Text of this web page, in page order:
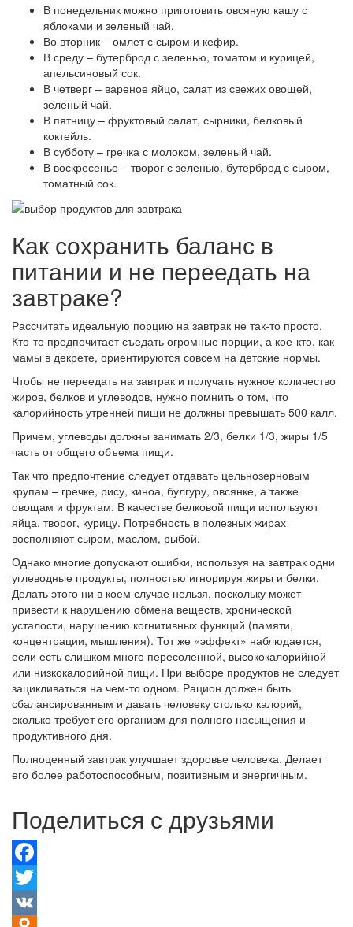
В понедельник можно приготовить овсяную кашу с
яблоками и зеленый чай.
Во вторник – омлет с сыром и кефир.
В среду – бутерброд с зеленью, томатом и курицей,
апельсиновый сок.
В четверг – вареное яйцо, салат из свежих овощей,
зеленый чай.
В пятницу – фруктовый салат, сырники, белковый
коктейль.
В субботу – гречка с молоком, зеленый чай.
В воскресенье – творог с зеленью, бутерброд с сыром,
томатный сок.
Как сохранить баланс в
питании и не переедать на
завтраке?
Рассчитать идеальную порцию на завтрак не так-то просто.
Кто-то предпочитает съедать огромные порции, а кое-кто, как
мамы в декрете, ориентируются совсем на детские нормы.
Чтобы не переедать на завтрак и получать нужное количество
жиров, белков и углеводов, нужно помнить о том, что
калорийность утренней пищи не должны превышать 500 калл.
Причем, углеводы должны занимать 2/3, белки 1/3, жиры 1/5
часть от общего объема пищи.
Так что предпочтение следует отдавать цельнозерновым
крупам – гречке, рису, киноа, булгуру, овсянке, а также
овощам и фруктам. В качестве белковой пищи используют
яйца, творог, курицу. Потребность в полезных жирах
восполняют сыром, маслом, рыбой.
Однако многие допускают ошибки, используя на завтрак одни
углеводные продукты, полностью игнорируя жиры и белки.
Делать этого ни в коем случае нельзя, поскольку может
привести к нарушению обмена веществ, хронической
усталости, нарушению когнитивных функций (памяти,
концентрации, мышления). Тот же «эффект» наблюдается,
если есть слишком много пересоленной, высококалорийной
или низкокалорийной пищи. При выборе продуктов не следует
зацикливаться на чем-то одном. Рацион должен быть
сбалансированным и давать человеку столько калорий,
сколько требует его организм для полного насыщения и
продуктивного дня.
Полноценный завтрак улучшает здоровье человека. Делает
его более работоспособным, позитивным и энергичным.
Поделиться с друзьями
Facebook
Twitter